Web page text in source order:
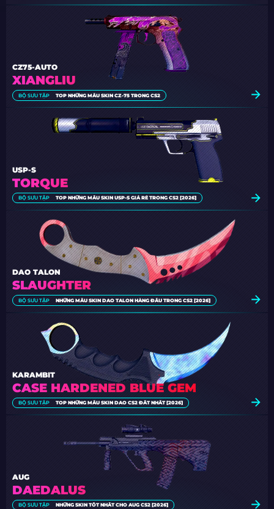
XIANGLIU
CZ75-AUTO
BỘ SƯU TẬP TOP NHỮNG MẪU SKIN CZ-75 TRONG CS2
TORQUE
USP-S
BỘ SƯU TẬP TOP NHỮNG MẪU SKIN USP-S GIÁ RẺ TRONG CS2 [2026]
SLAUGHTER
DAO TALON
BỘ SƯU TẬP NHỮNG MẪU SKIN DAO TALON HÀNG ĐẦU TRONG CS2 [2026]
CASE HARDENED BLUE GEM
KARAMBIT
BỘ SƯU TẬP TOP NHỮNG MẪU SKIN DAO CS2 ĐẮT NHẤT [2026]
DAEDALUS
AUG
BỘ SƯU TẬP NHỮNG SKIN TỐT NHẤT CHO AUG CS2 [2026]